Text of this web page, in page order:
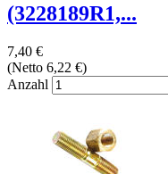
(3228189R1,...
7,40 €
(Netto 6,22 €)
Anzahl